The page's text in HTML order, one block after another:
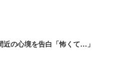
近の心境を告白「怖くて…」